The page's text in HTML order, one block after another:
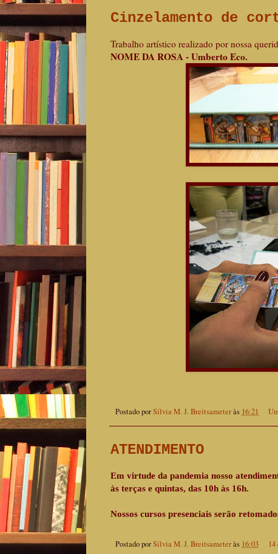
Cinzelamento de
Trabalho artístico realizado por nossa
NOME DA ROSA - Umberto Eco.
Postado porSílvia M. J. Breitsameteràs 16:21
ATENDIMENTO
Em virtude da pandemia nosso
às terças e quintas, das 10h às 16h.
Nossos cursos presenciais serão
Postado porSílvia M. J. Breitsameteràs 16:03